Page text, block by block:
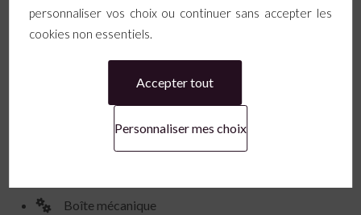
TVA récupérable Dérivé VP
HYUNDAI I20 III (2) SOCIETE 1.0 T-
GDI 100 CREATIVE DCT-7
63 544 km
Boîte mécanique
personnaliser vos choix ou continuer sans accepter les
cookies non essentiels.
Personnaliser mes choix
Accepter tout